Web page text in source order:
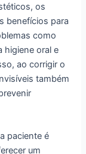
os
benefícios para
como
higiene oral e
ao corrigir o
também
paciente é
um